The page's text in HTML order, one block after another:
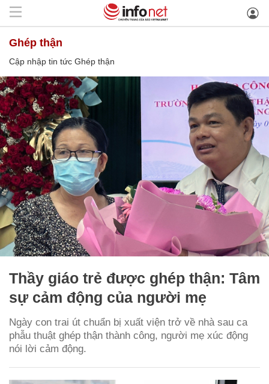
Ghép thận
Cập nhập tin tức Ghép thận
Thầy giáo trẻ được ghép thận: Tâm
sự cảm động của người mẹ
Ngày con trai út chuẩn bị xuất viện trở về nhà sau ca
phẫu thuật ghép thận thành công, người mẹ xúc động
nói lời cảm động.